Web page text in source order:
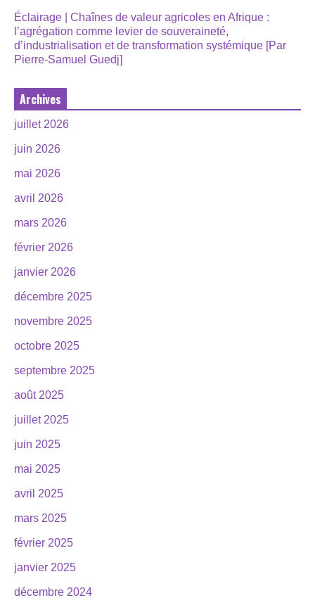
Éclairage | Chaînes de valeur agricoles en Afrique :
l’agrégation comme levier de souveraineté,
d’industrialisation et de transformation systémique [Par
Pierre-Samuel Guedj]
Archives
juillet 2026
juin 2026
mai 2026
avril 2026
mars 2026
février 2026
janvier 2026
décembre 2025
novembre 2025
octobre 2025
septembre 2025
août 2025
juillet 2025
juin 2025
mai 2025
avril 2025
mars 2025
février 2025
janvier 2025
décembre 2024